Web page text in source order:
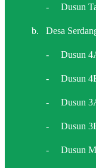
- Dusun
b. Desa
- Dusun
- Dusun
- Dusun
- Dusun
- Dusun